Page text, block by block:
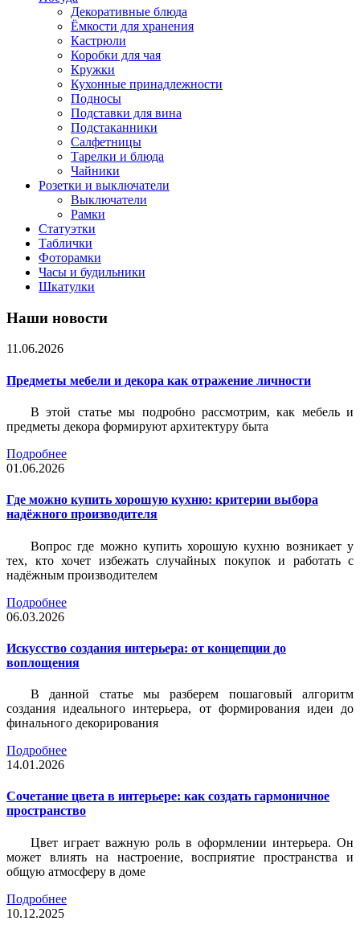
Декоративные блюда
Ёмкости для хранения
Кастрюли
Коробки для чая
Кружки
Кухонные принадлежности
Подносы
Подставки для вина
Подстаканники
Салфетницы
Тарелки и блюда
Чайники
Розетки и выключатели
Выключатели
Рамки
Статуэтки
Таблички
Фоторамки
Часы и будильники
Шкатулки
Наши новости
11.06.2026
Предметы мебели и декора как отражение личности
В этой статье мы подробно рассмотрим, как мебель и
предметы декора формируют архитектуру быта
Подробнее
01.06.2026
Где можно купить хорошую кухню: критерии выбора
надёжного производителя
Вопрос где можно купить хорошую кухню возникает у
тех, кто хочет избежать случайных покупок и работать с
надёжным производителем
Подробнее
06.03.2026
Искусство создания интерьера: от концепции до
воплощения
В данной статье мы разберем пошаговый алгоритм
создания идеального интерьера, от формирования идеи до
финального декорирования
Подробнее
14.01.2026
Сочетание цвета в интерьере: как создать гармоничное
пространство
Цвет играет важную роль в оформлении интерьера. Он
может влиять на настроение, восприятие пространства и
общую атмосферу в доме
Подробнее
10.12.2025